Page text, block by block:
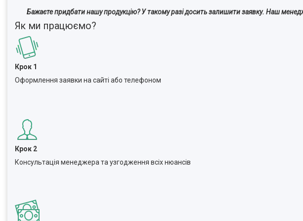
Бажаєте придбати нашу продукцію? У такому разі досить залишити заявку. Наш
Як ми працюємо?
Крок 1
Оформлення заявки на сайті або телефоном
Крок 2
Консультація менеджера та узгодження всіх нюансів